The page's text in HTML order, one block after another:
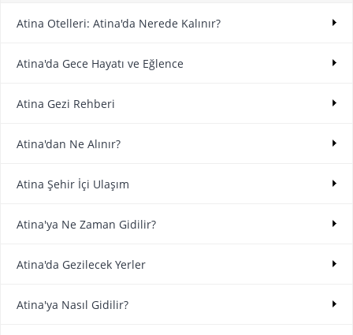
Atina Otelleri: Atina'da Nerede Kalınır?
Atina'da Gece Hayatı ve Eğlence
Atina Gezi Rehberi
Atina'dan Ne Alınır?
Atina Şehir İçi Ulaşım
Atina'ya Ne Zaman Gidilir?
Atina'da Gezilecek Yerler
Atina'ya Nasıl Gidilir?